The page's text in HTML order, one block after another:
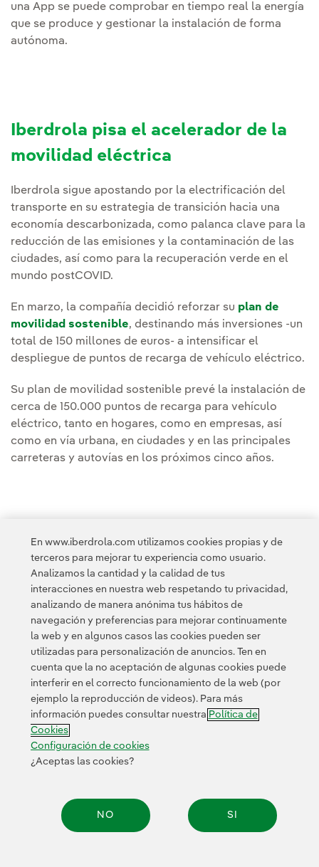
una App se puede comprobar en tiempo real la energía
que se produce y gestionar la instalación de forma
autónoma.
Iberdrola pisa el acelerador de la
movilidad eléctrica
Iberdrola sigue apostando por la electrificación del
transporte en su estrategia de transición hacia una
economía descarbonizada, como palanca clave para la
reducción de las emisiones y la contaminación de las
ciudades, así como para la recuperación verde en el
mundo postCOVID.
En marzo, la compañía decidió reforzar su plan de
movilidad sostenible, destinando más inversiones -un
total de 150 millones de euros- a intensificar el
despliegue de puntos de recarga de vehículo eléctrico.
Su plan de movilidad sostenible prevé la instalación de
cerca de 150.000 puntos de recarga para vehículo
eléctrico, tanto en hogares, como en empresas, así
como en vía urbana, en ciudades y en las principales
carreteras y autovías en los próximos cinco años.
Acceso a información legal
Contacta Clientes Política de Privacidad Información legal
Política de cookies Configuración de cookies Accesibilidad
Canal de denuncias
En www.iberdrola.com utilizamos cookies propias y de
terceros para mejorar tu experiencia como usuario.
Analizamos la cantidad y la calidad de tus
interacciones en nuestra web respetando tu privacidad,
analizando de manera anónima tus hábitos de
navegación y preferencias para mejorar continuamente
la web y en algunos casos las cookies pueden ser
utilizadas para personalización de anuncios. Ten en
cuenta que la no aceptación de algunas cookies puede
interferir en el correcto funcionamiento de la web (por
ejemplo la reproducción de videos). Para más
información puedes consultar nuestra Política de
Cookies
Configuración de cookies
¿Aceptas las cookies?
NO SI